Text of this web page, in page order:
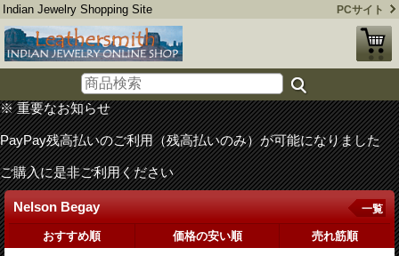
Indian Jewelry Shopping Site PCサイト
※ 重要なお知らせ
PayPay残高払いのご利用（残高払いのみ）が可能になりました
ご購入に是非ご利用ください
Nelson Begay 一覧
おすすめ順 価格の安い順 売れ筋順